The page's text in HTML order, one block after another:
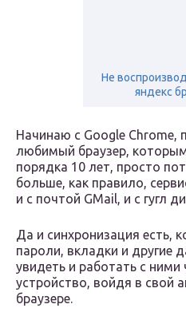
Не
яндекс
Начинаю с Google Chrome,
любимый браузер,
порядка 10 лет, просто
больше, как правило,
и с почтой GMail, и с гугл
Да и синхронизация есть,
пароли, вкладки и другие
увидеть и работать с ними
устройство, войдя в свой
браузере.